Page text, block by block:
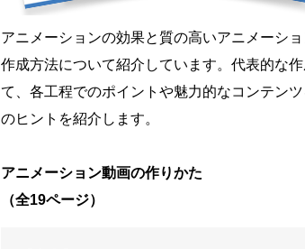
アニメーションの効果と質の高いアニメーシ
作成方法について紹介しています。代表的な
て、各工程でのポイントや魅力的なコンテン
のヒントを紹介します。
アニメーション動画の作りかた
（全19ページ）